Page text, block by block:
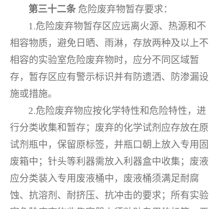
第三十二条 危险废弃物暂存要求：
1.危险废弃物暂存区应远离火源、热源和不
相容物质，避免日晒、雨淋，存放两种及以上不
相容的实验室危险废弃物时，应分不同区域暂
存，暂存区应有警示标识并有防遗洒、防渗漏设
施或措施。
2.危险废弃物应按化学特性和危险特性，进
行分类收集和暂存；废弃的化学试剂应存放在原
试剂瓶中，保留原标签，并瓶口朝上放入专用固
废箱中；针头等利器需放入利器盒中收集；废液
应分类装入专用废液桶中，废液桶须满足耐腐
蚀、抗溶剂、耐挤压、抗冲击的要求；所有实验